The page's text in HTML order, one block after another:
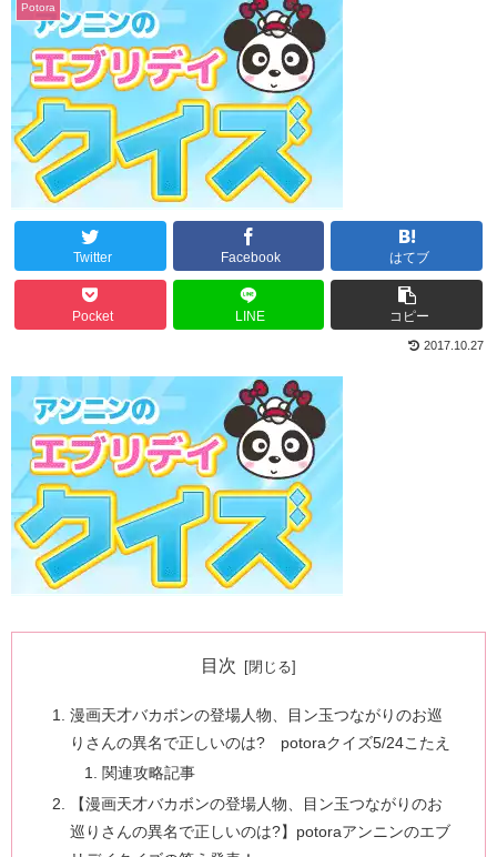
Potora
Twitter Facebook はてブ
Pocket LINE コピー
2017.10.27
目次
漫画天才バカボンの登場人物、目ン玉つながりのお巡
りさんの異名で正しいのは? potoraクイズ5/24こたえ
関連攻略記事
【漫画天才バカボンの登場人物、目ン玉つながりのお
巡りさんの異名で正しいのは?】potoraアンニンのエブ